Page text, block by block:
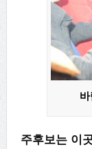
주후보는 이